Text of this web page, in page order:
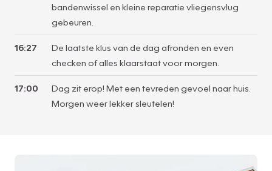
bandenwissel en kleine reparatie vliegensvlug
gebeuren.
16:27
De laatste klus van de dag afronden en even
checken of alles klaarstaat voor morgen.
17:00
Dag zit erop! Met een tevreden gevoel naar huis.
Morgen weer lekker sleutelen!